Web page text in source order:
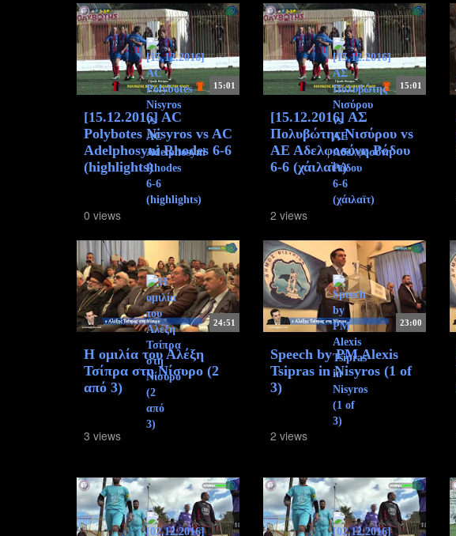
15:01
[15.12.2016] AC
Polybotes Nisyros vs AC
Adelphosyni Rhodes 6-6
(highlights)
0 views
15:01
[15.12.2016] ΑΣ
Πολυβώτης Νισύρου vs
ΑΕ Αδελφοσύνη Ρόδου
6-6 (χάιλαϊτ)
2 views
24:51
Η ομιλία του Αλέξη
Τσίπρα στη Νίσυρο (2
από 3)
3 views
23:00
Speech by PM Alexis
Tsipras in Nisyros (1 of
3)
2 views